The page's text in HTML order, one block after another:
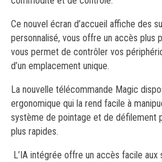
Ce nouvel écran d’accueil affiche des
personnalisé, vous offre un accès plus
vous permet de contrôler vos
d’un emplacement unique.
La nouvelle télécommande Magic
ergonomique qui la rend facile à
système de pointage et de défilement
plus rapides.
L’IA intégrée offre un accès facile